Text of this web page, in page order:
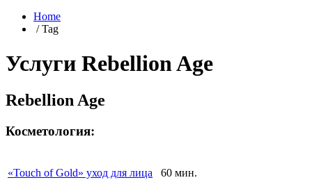
Home
/ Tag
Услуги Rebellion Age
Rebellion Age
Косметология:
«Touch of Gold» уход для лица
60 мин.